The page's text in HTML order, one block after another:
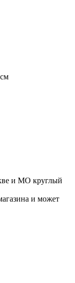
и МО круглый
и может